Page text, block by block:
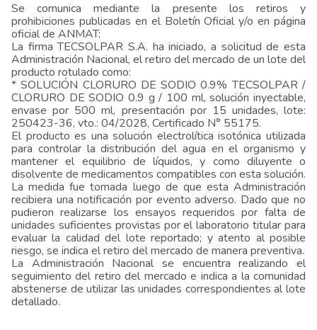
Se comunica mediante la presente los retiros y
prohibiciones publicadas en el Boletín Oficial y/o en página
oficial de ANMAT:
La firma TECSOLPAR S.A. ha iniciado, a solicitud de esta
Administración Nacional, el retiro del mercado de un lote del
producto rotulado como:
* SOLUCIÓN CLORURO DE SODIO 0.9% TECSOLPAR /
CLORURO DE SODIO 0.9 g / 100 ml, solución inyectable,
envase por 500 ml, presentación por 15 unidades, lote:
250423-36, vto.: 04/2028, Certificado N° 55175.
El producto es una solución electrolítica isotónica utilizada
para controlar la distribución del agua en el organismo y
mantener el equilibrio de líquidos, y como diluyente o
disolvente de medicamentos compatibles con esta solución.
La medida fue tomada luego de que esta Administración
recibiera una notificación por evento adverso. Dado que no
pudieron realizarse los ensayos requeridos por falta de
unidades suficientes provistas por el laboratorio titular para
evaluar la calidad del lote reportado; y atento al posible
riesgo, se indica el retiro del mercado de manera preventiva.
La Administración Nacional se encuentra realizando el
seguimiento del retiro del mercado e indica a la comunidad
abstenerse de utilizar las unidades correspondientes al lote
detallado.